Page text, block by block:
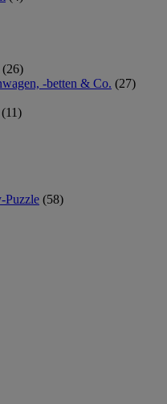
(26)
-betten & Co. (27)
(11)
Puzzle (58)